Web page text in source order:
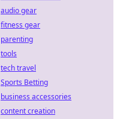
audio gear
fitness gear
parenting
tools
tech travel
Sports Betting
business accessories
content creation